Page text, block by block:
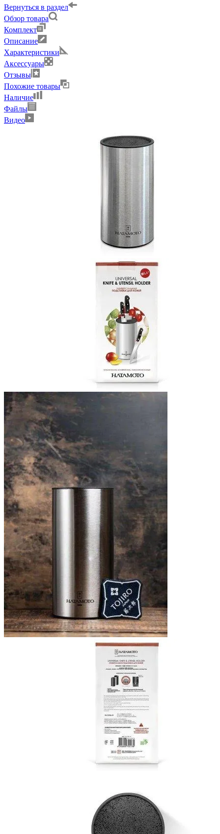
Вернуться в раздел
Обзор товара
Комплект
Описание
Характеристики
Аксессуары
Отзывы
Похожие товары
Наличие
Файлы
Видео